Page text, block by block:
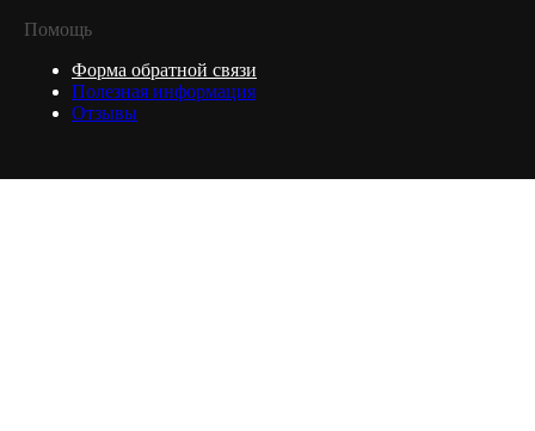
Помощь
Форма обратной связи
Полезная информация
Отзывы